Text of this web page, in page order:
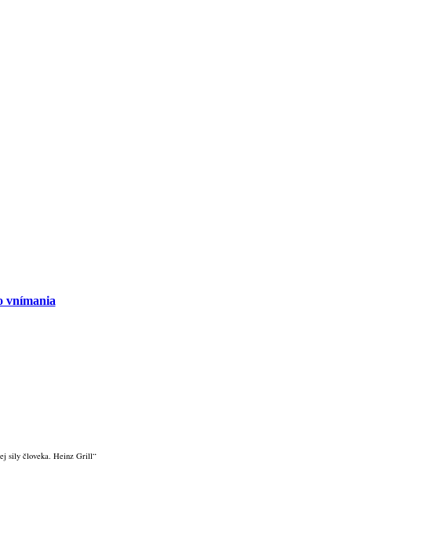
vnímania
sily človeka. Heinz Grill“